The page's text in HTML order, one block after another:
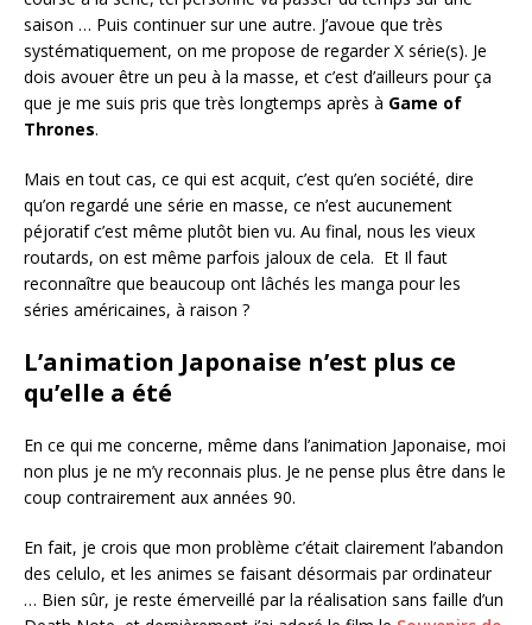
saison … Puis continuer sur une autre. J’avoue que très
systématiquement, on me propose de regarder X série(s). Je
dois avouer être un peu à la masse, et c’est d’ailleurs pour ça
que je me suis pris que très longtemps après à Game of
Thrones.
Mais en tout cas, ce qui est acquit, c’est qu’en société, dire
qu’on regardé une série en masse, ce n’est aucunement
péjoratif c’est même plutôt bien vu. Au final, nous les vieux
routards, on est même parfois jaloux de cela. Et Il faut
reconnaître que beaucoup ont lâchés les manga pour les
séries américaines, à raison ?
L’animation Japonaise n’est plus ce
qu’elle a été
En ce qui me concerne, même dans l’animation Japonaise, moi
non plus je ne m’y reconnais plus. Je ne pense plus être dans le
coup contrairement aux années 90.
En fait, je crois que mon problème c’était clairement l’abandon
des celulo, et les animes se faisant désormais par ordinateur
… Bien sûr, je reste émerveillé par la réalisation sans faille d’un